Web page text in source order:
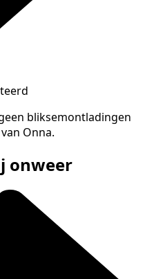
bliksemontladingen
Onna.
onweer